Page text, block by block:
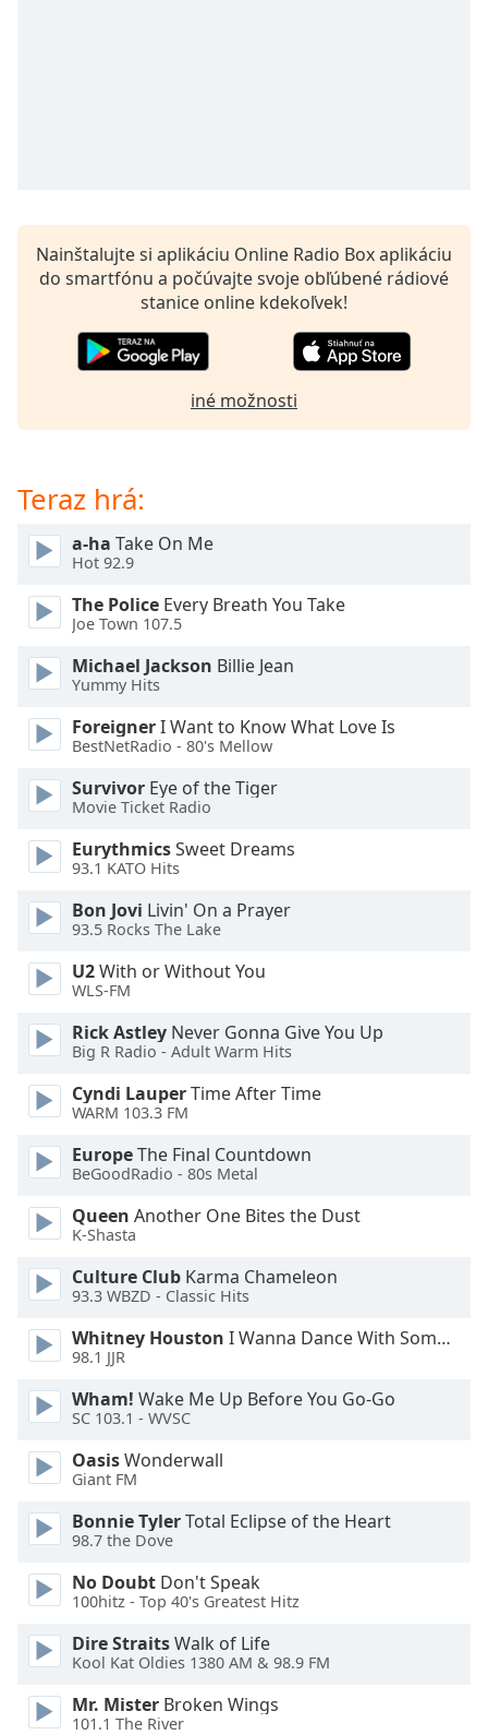
subtitles
settings
opens
subtitles
dialog
subtitles
Picture-
Picture
Fullscreen
This
modal
window.
Beginning
dialog
window.
Escape
and
close
window.
Text
Color
Opacity
Text
Background
Color
Opacity
Caption
Background
Color
Size
Text
Edge
Style
Nainštalujte si aplikáciu Online Radio Box aplikáciu
do smartfónu a počúvajte svoje obľúbené rádiové
stanice online kdekoľvek!
iné možnosti
Teraz hrá:
a-ha Take On Me
Hot 92.9
The Police Every Breath You Take
Joe Town 107.5
Michael Jackson Billie Jean
Yummy Hits
ForeignerI Want to Know What Love Is
BestNetRadio - 80's Mellow
Survivor Eye of the Tiger
Movie Ticket Radio
EurythmicsSweet Dreams
93.1 KATO Hits
Bon Jovi Livin' On a Prayer
93.5 Rocks The Lake
U2With or Without You
WLS-FM
Rick Astley Never Gonna Give You Up
Big R Radio - Adult Warm Hits
Cyndi LauperTime After Time
WARM 103.3 FM
EuropeThe Final Countdown
BeGoodRadio - 80s Metal
Queen Another One Bites the Dust
K-Shasta
Culture Club Karma Chameleon
93.3 WBZD - Classic Hits
Whitney Houston I Wanna Dance With Somebody
98.1 JJR
Wham! Wake Me Up Before You Go-Go
SC 103.1 - WVSC
OasisWonderwall
Giant FM
Bonnie TylerTotal Eclipse of the Heart
98.7 the Dove
No Doubt Don't Speak
100hitz - Top 40's Greatest Hitz
Dire StraitsWalk of Life
Kool Kat Oldies 1380 AM & 98.9 FM
Mr. Mister Broken Wings
101.1 The River